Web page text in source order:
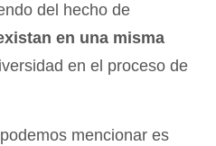
del hecho de
en una misma
en el proceso de
mencionar es